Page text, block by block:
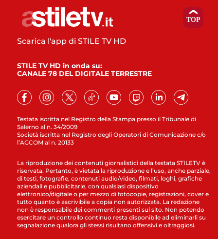
Testata iscritta nel Registro della Stampa presso il Tribunale di
Salerno al n. 34/2009
Società iscritta nel Registro degli Operatori di Comunicazione c/o
l’AGCOM al n. 20133
Scarica l'app di STILE TV HD
STILE TV HD in onda su:
CANALE 78 DEL DIGITALE TERRESTRE
La riproduzione dei contenuti giornalistici della testata STILETV è
riservata. Pertanto, è vietata la riproduzione e l’uso, anche parziale,
di testi, fotografie, contenuti audio/video, filmati, loghi, grafiche
aziendali e pubblicitarie, con qualsiasi dispositivo
elettronico/digitale o per mezzo di fotocopie, registrazioni, cover e
tutto quanto è ascrivibile a copia non autorizzata. La redazione
non è responsabile dei commenti presenti sul sito. Non potendo
esercitare un controllo continuo resta disponibile ad eliminarli su
segnalazione qualora gli stessi risultano offensivi e oltraggiosi.